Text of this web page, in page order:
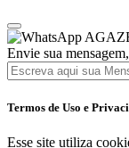
Envie sua
Termos de Uso e
Esse site utiliza